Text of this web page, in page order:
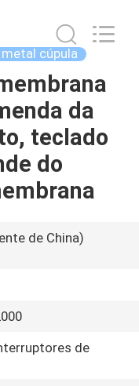
cúpula
da
teclado
do
de China)
de